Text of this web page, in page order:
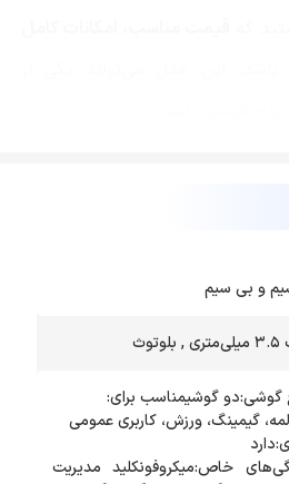
و بی سیم
نوع گوشی:دو گوشیمناسب برای:
مکالمه، گیمینگ، ورزش، کاربری عمومی
خاص:میکروفونکلید مدیریت